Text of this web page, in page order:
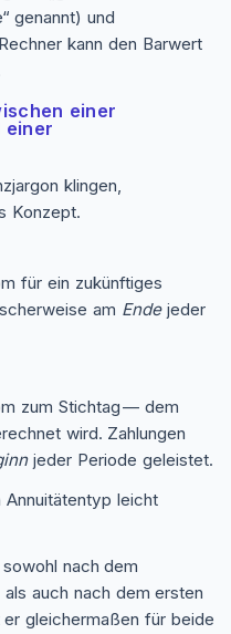
genannt) und
kann den Barwert
einer
einer
klingen,
Konzept.
für ein zukünftiges
am Endejeder
zum Stichtag — dem
wird. Zahlungen
jeder Periode geleistet.
Annuitätentyp leicht
nach dem
auch nach dem ersten
gleichermaßen für beide